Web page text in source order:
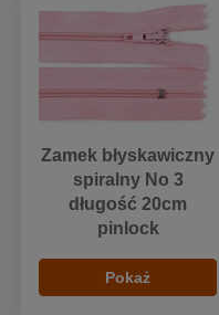
Zamek błyskawiczny
spiralny No 3
długość 20cm
pinlock
Pokaż